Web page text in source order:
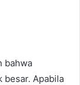
bahwa
besar. Apabila